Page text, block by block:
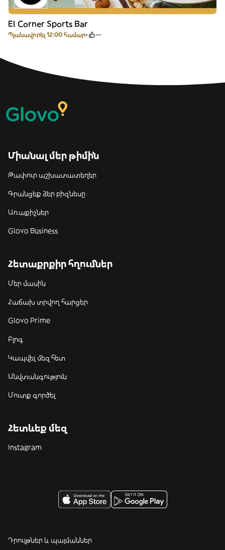
El Corner Sports Bar
Պլանավորել 12:00 համար --
Միանալ մեր թիմին
Թափուր աշխատատեղեր
Գրանցեք ձեր բիզնեսը
Առաքիչներ
Glovo Business
Հետաքրքիր հղումներ
Մեր մասին
Հաճախ տրվող հարցեր
Glovo Prime
Բլոգ
Կապվել մեզ հետ
Անվտանգություն
Մուտք գործել
Հետևեք մեզ
Instagram
Դրույթներ և պայմաններ